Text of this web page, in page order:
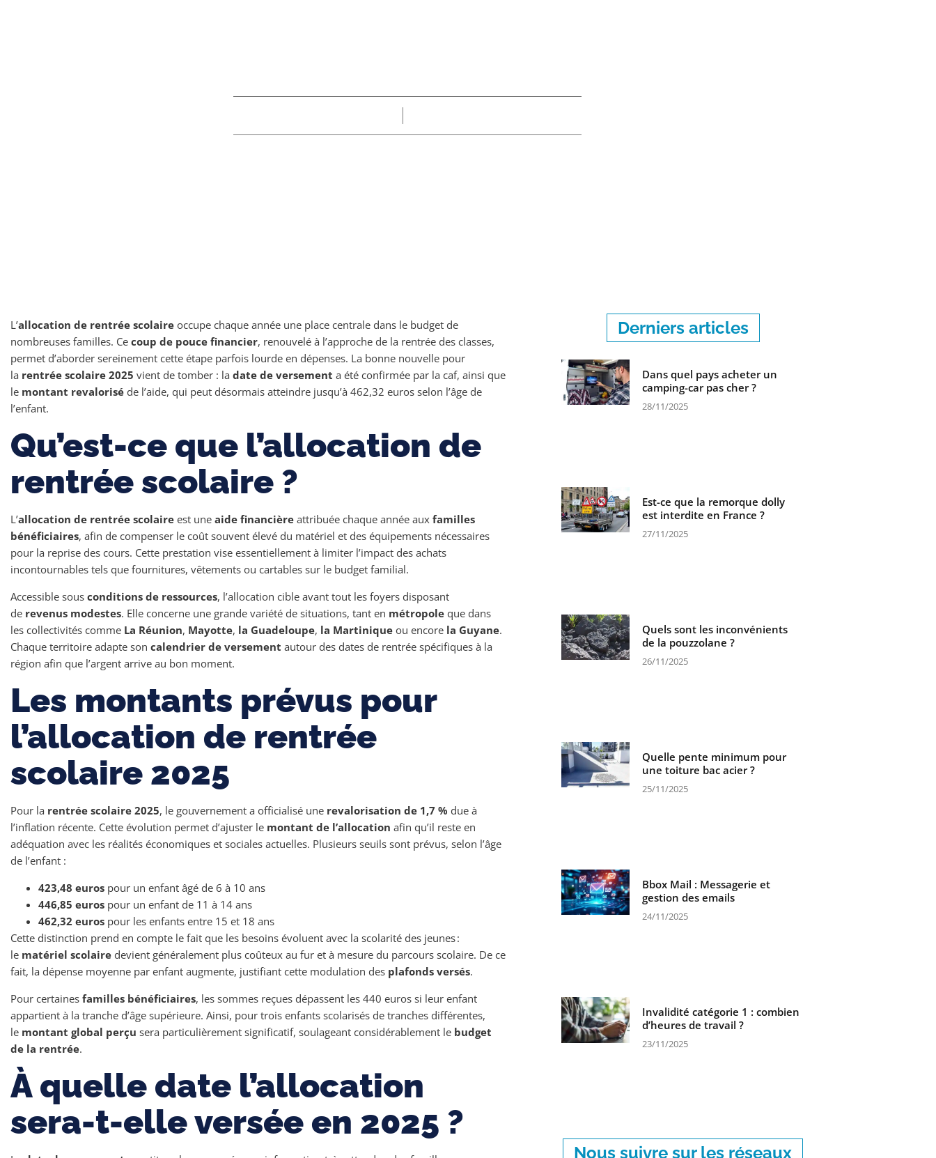
L’allocation de rentrée scolaire occupe chaque année une place centrale dans le budget de
nombreuses familles. Ce coup de pouce financier, renouvelé à l’approche de la rentrée des classes,
permet d’aborder sereinement cette étape parfois lourde en dépenses. La bonne nouvelle pour
la rentrée scolaire 2025 vient de tomber : la date de versement a été confirmée par la caf, ainsi que
le montant revalorisé de l’aide, qui peut désormais atteindre jusqu’à 462,32 euros selon l’âge de
l’enfant.
Qu’est-ce que l’allocation de
rentrée scolaire ?
L’allocation de rentrée scolaire est une aide financière attribuée chaque année aux familles
bénéficiaires, afin de compenser le coût souvent élevé du matériel et des équipements nécessaires
pour la reprise des cours. Cette prestation vise essentiellement à limiter l’impact des achats
incontournables tels que fournitures, vêtements ou cartables sur le budget familial.
Accessible sous conditions de ressources, l’allocation cible avant tout les foyers disposant
de revenus modestes. Elle concerne une grande variété de situations, tant en métropole que dans
les collectivités comme La Réunion, Mayotte, la Guadeloupe, la Martinique ou encore la Guyane.
Chaque territoire adapte son calendrier de versement autour des dates de rentrée spécifiques à la
région afin que l’argent arrive au bon moment.
Les montants prévus pour
l’allocation de rentrée
scolaire 2025
Pour la rentrée scolaire 2025, le gouvernement a officialisé une revalorisation de 1,7 % due à
l’inflation récente. Cette évolution permet d’ajuster le montant de l’allocation afin qu’il reste en
adéquation avec les réalités économiques et sociales actuelles. Plusieurs seuils sont prévus, selon l’âge
de l’enfant :
423,48 euros pour un enfant âgé de 6 à 10 ans
446,85 euros pour un enfant de 11 à 14 ans
462,32 euros pour les enfants entre 15 et 18 ans
Cette distinction prend en compte le fait que les besoins évoluent avec la scolarité des jeunes :
le matériel scolaire devient généralement plus coûteux au fur et à mesure du parcours scolaire. De ce
fait, la dépense moyenne par enfant augmente, justifiant cette modulation des plafonds versés.
Pour certaines familles bénéficiaires, les sommes reçues dépassent les 440 euros si leur enfant
appartient à la tranche d’âge supérieure. Ainsi, pour trois enfants scolarisés de tranches différentes,
le montant global perçu sera particulièrement significatif, soulageant considérablement le budget
de la rentrée.
À quelle date l’allocation
sera-t-elle versée en 2025 ?
Derniers articles
Dans quel pays acheter un
camping-car pas cher ?
28/11/2025
Est-ce que la remorque dolly
est interdite en France ?
27/11/2025
Quels sont les inconvénients
de la pouzzolane ?
26/11/2025
Quelle pente minimum pour
une toiture bac acier ?
25/11/2025
Bbox Mail : Messagerie et
gestion des emails
24/11/2025
Invalidité catégorie 1 : combien
d’heures de travail ?
23/11/2025
Nous suivre sur les réseaux